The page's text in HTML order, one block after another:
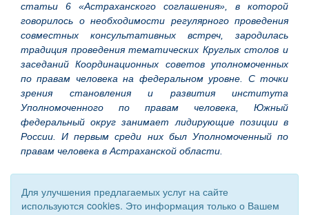
статьи 6 «Астраханского соглашения», в которой
говорилось о необходимости регулярного проведения
совместных консультативных встреч, зародилась
традиция проведения тематических Круглых столов и
заседаний Координационных советов уполномоченных
по правам человека на федеральном уровне. С точки
зрения становления и развития института
Уполномоченного по правам человека, Южный
федеральный округ занимает лидирующие позиции в
России. И первым среди них был Уполномоченный по
правам человека в Астраханской области.
Для улучшения предлагаемых услуг на сайте
используются cookies. Это информация только о Вашем